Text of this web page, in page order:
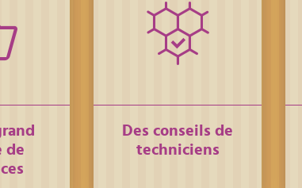
de
Des conseils de
techniciens